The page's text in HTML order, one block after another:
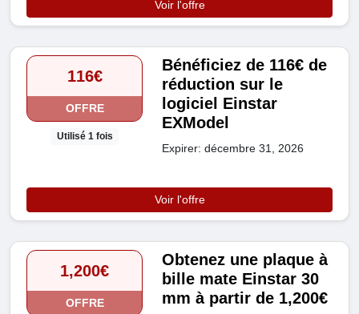
Voir l'offre
116€
OFFRE
Utilisé 1 fois
Bénéficiez de 116€ de
réduction sur le
logiciel Einstar
EXModel
Expirer: décembre 31, 2026
Voir l'offre
1,200€
OFFRE
Obtenez une plaque à
bille mate Einstar 30
mm à partir de 1,200€